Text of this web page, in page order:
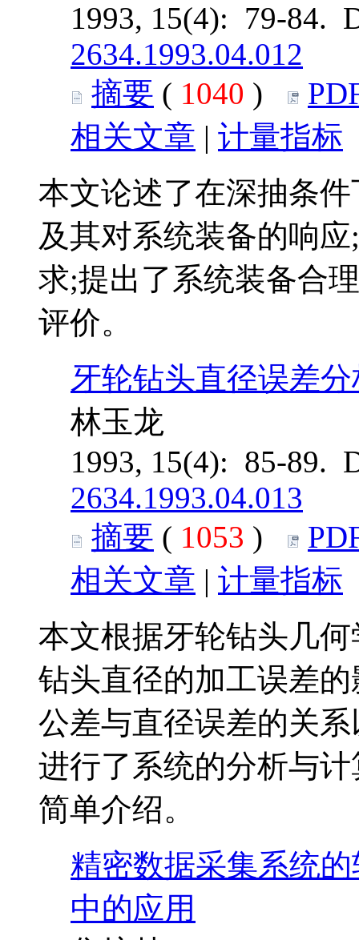
1993, 15(4): 79-84.
2634.1993.04.012
摘要 ( 1040 )
相关文章 | 计量指标
本文论述了在深抽条
及其对系统装备的响
求;提出了系统装备合
评价。
牙轮钻头直径误差
林玉龙
1993, 15(4): 85-89.
2634.1993.04.013
摘要 ( 1053 )
相关文章 | 计量指标
本文根据牙轮钻头几
钻头直径的加工误差
公差与直径误差的关
进行了系统的分析与
简单介绍。
精密数据采集系统
中的应用